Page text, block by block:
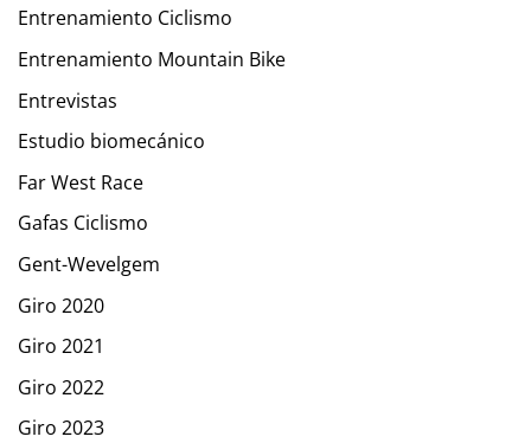
Entrenamiento Ciclismo
Entrenamiento Mountain Bike
Entrevistas
Estudio biomecánico
Far West Race
Gafas Ciclismo
Gent-Wevelgem
Giro 2020
Giro 2021
Giro 2022
Giro 2023